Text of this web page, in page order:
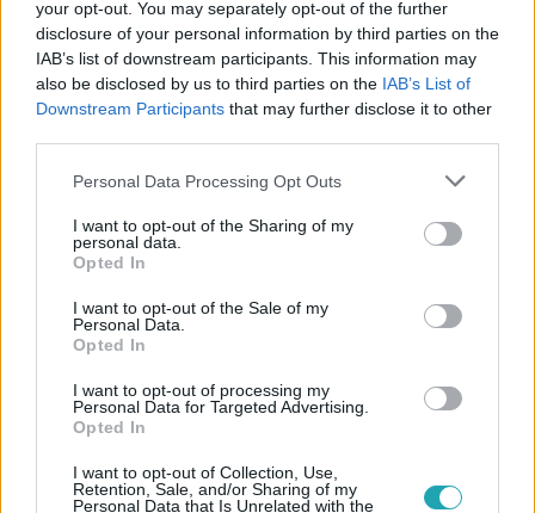
your opt-out. You may separately opt-out of the further
disclosure of your personal information by third parties on the
IAB’s list of downstream participants. This information may
also be disclosed by us to third parties on the IAB’s List of
Downstream Participants that may further disclose it to other
Please note that this website/app uses one or more Google
not limited to your visit or usage behaviour. You may click to
grant or deny consent to Google and its third-party tags to
use your data for below specified purposes in below Google
consent section.
Personal Data Processing Opt Outs
I want to opt-out of the Sharing of my
personal data.
Opted In
I want to opt-out of the Sale of my
Personal Data.
Opted In
I want to opt-out of processing my
Personal Data for Targeted Advertising.
Opted In
I want to opt-out of Collection, Use,
Retention, Sale, and/or Sharing of my
Personal Data that Is Unrelated with the
KÜLFÖLD # PÉNISZ MÉRET
#FERTŐZÉS #CSÖKKENÉS #PODCAST
#TANULMÁNY
Népszerű